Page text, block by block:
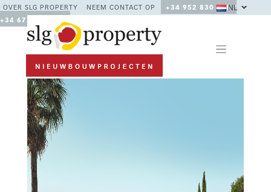
OVER SLG PROPERTY NEEM CONTACT OP
+34 952 830 378 /
+34 677 670 480
NL